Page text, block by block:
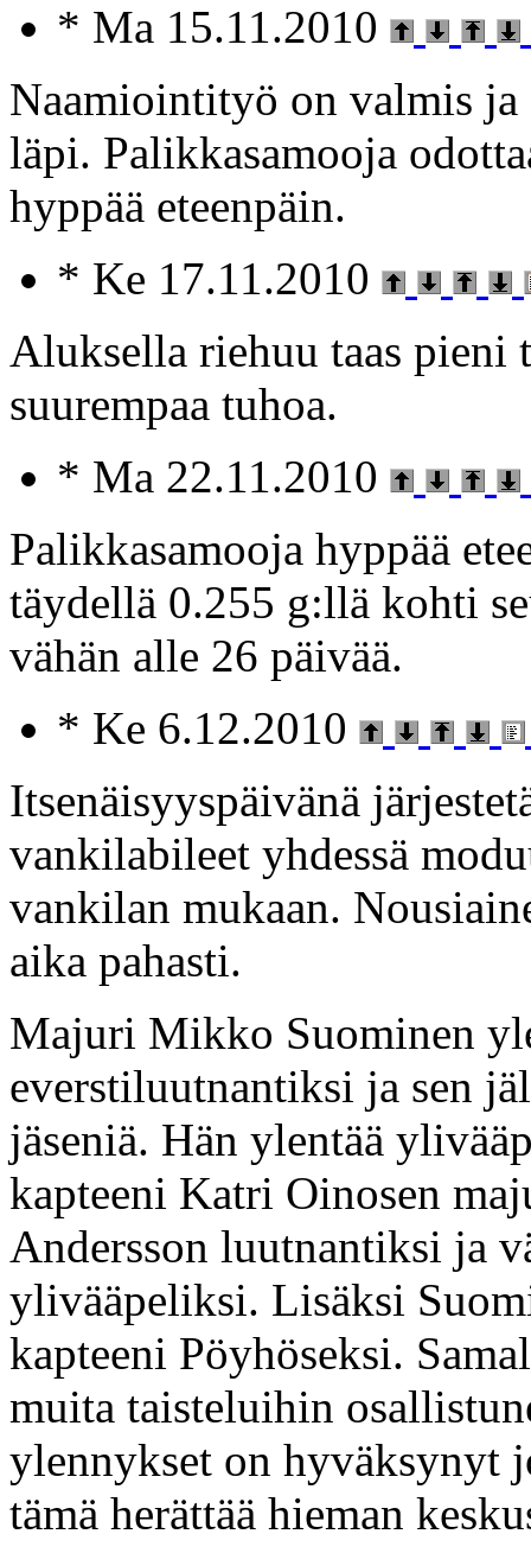
* Ma 15.11.2010
Naamiointityö on valmis ja
läpi. Palikkasamooja
hyppää eteenpäin.
* Ke 17.11.2010
Aluksella riehuu taas pieni
suurempaa tuhoa.
* Ma 22.11.2010
Palikkasamooja hyppää
täydellä 0.255 g:llä kohti
vähän alle 26 päivää.
* Ke 6.12.2010
Itsenäisyyspäivänä
vankilabileet yhdessä
vankilan mukaan.
aika pahasti.
Majuri Mikko Suominen
everstiluutnantiksi ja sen
jäseniä. Hän ylentää
kapteeni Katri Oinosen
Andersson luutnantiksi ja
ylivääpeliksi. Lisäksi
kapteeni Pöyhöseksi.
muita taisteluihin
ylennykset on hyväksynyt
tämä herättää hieman